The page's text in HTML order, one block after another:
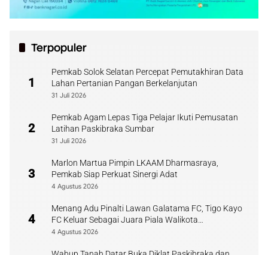
Terpopuler
1
Pemkab Solok Selatan Percepat Pemutakhiran Data
Lahan Pertanian Pangan Berkelanjutan
31 Juli 2026
2
Pemkab Agam Lepas Tiga Pelajar Ikuti Pemusatan
Latihan Paskibraka Sumbar
31 Juli 2026
3
Marlon Martua Pimpin LKAAM Dharmasraya,
Pemkab Siap Perkuat Sinergi Adat
4 Agustus 2026
4
Menang Adu Pinalti Lawan Galatama FC, Tigo Kayo
FC Keluar Sebagai Juara Piala Walikota
Payakumbuh
4 Agustus 2026